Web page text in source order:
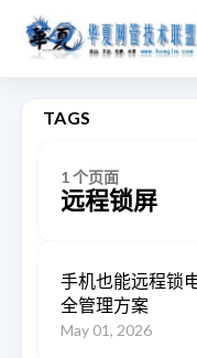
TAGS
1 个页面
远程锁屏
手机也能远程锁
全管理方案
May 01, 2026